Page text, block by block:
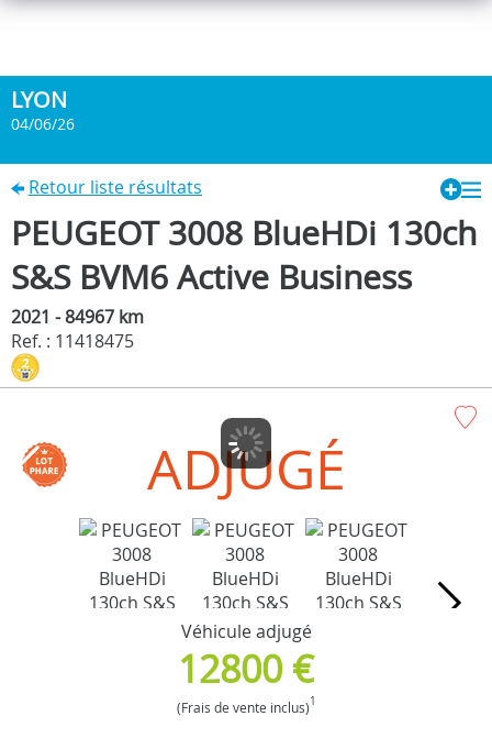
LYON
04/06/26
Retour liste résultats
PEUGEOT 3008 BlueHDi 130ch
S&S BVM6 Active Business
2021 - 84967 km
Ref. : 11418475
ADJUGÉ
Véhicule adjugé
12800 €
(Frais de vente inclus)1